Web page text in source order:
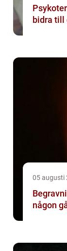
bidra till
05 augusti
någon